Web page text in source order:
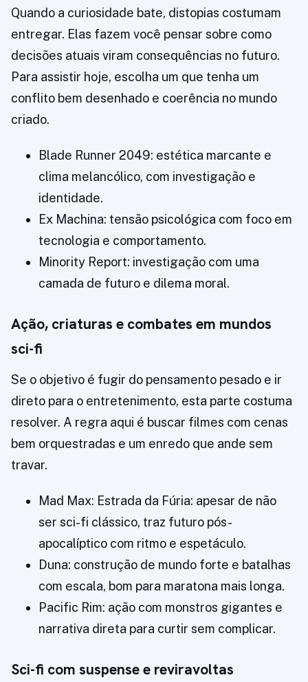
Quando a curiosidade bate, distopias costumam
entregar. Elas fazem você pensar sobre como
decisões atuais viram consequências no futuro.
Para assistir hoje, escolha um que tenha um
conflito bem desenhado e coerência no mundo
criado.
Blade Runner 2049: estética marcante e
clima melancólico, com investigação e
identidade.
Ex Machina: tensão psicológica com foco em
tecnologia e comportamento.
Minority Report: investigação com uma
camada de futuro e dilema moral.
Ação, criaturas e combates em mundos
sci-fi
Se o objetivo é fugir do pensamento pesado e ir
direto para o entretenimento, esta parte costuma
resolver. A regra aqui é buscar filmes com cenas
bem orquestradas e um enredo que ande sem
travar.
Mad Max: Estrada da Fúria: apesar de não
ser sci-fi clássico, traz futuro pós-
apocalíptico com ritmo e espetáculo.
Duna: construção de mundo forte e batalhas
com escala, bom para maratona mais longa.
Pacific Rim: ação com monstros gigantes e
narrativa direta para curtir sem complicar.
Sci-fi com suspense e reviravoltas